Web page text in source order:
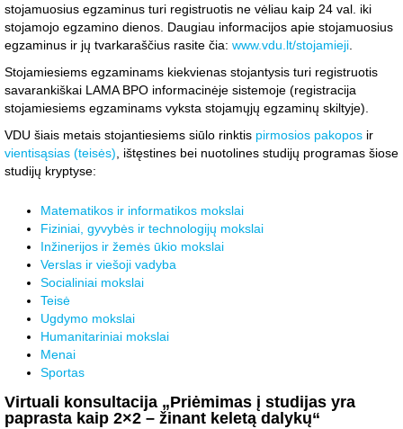
stojamuosius egzaminus turi registruotis ne vėliau kaip 24 val. iki
stojamojo egzamino dienos. Daugiau informacijos apie stojamuosius
egzaminus ir jų tvarkaraščius rasite čia: www.vdu.lt/stojamieji
Stojamiesiems egzaminams kiekvienas stojantysis turi registruotis
savarankiškai LAMA BPO informacinėje sistemoje (registracija
stojamiesiems egzaminams vyksta stojamųjų egzaminų skiltyje).
VDU šiais metais stojantiesiems siūlo rinktis pirmosios pakopos ir
vientisąsias (teisės) , ištęstines bei nuotolines studijų programas šiose
studijų kryptyse:
Matematikos ir informatikos mokslai
Fiziniai, gyvybės ir technologijų mokslai
Inžinerijos ir žemės ūkio mokslai
Verslas ir viešoji vadyba
Socialiniai mokslai
Teisė
Ugdymo mokslai
Humanitariniai mokslai
Menai
Sportas
Virtuali konsultacija „Priėmimas į studijas yra
paprasta kaip 2×2 – žinant keletą dalykų“